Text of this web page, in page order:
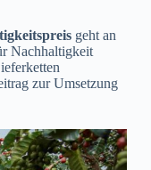
geht an
Nachhaltigkeit
zur Umsetzung